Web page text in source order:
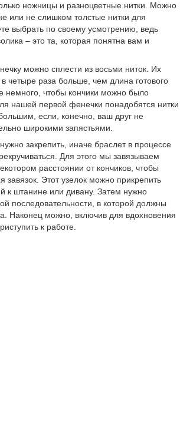
ножницы и разноцветные нитки. Можно
или не слишком толстые нитки для
выбрать по своему усмотрению, ведь
– это та, которая понятна вам и
можно сплести из восьми ниток. Их
четыре раза больше, чем длина готового
немного, чтобы кончики можно было
нашей первой фенечки понадобятся нитки
если, конечно, ваш друг не
широкими запястьями.
закрепить, иначе браслет в процессе
Для этого мы завязываем
расстоянии от кончиков, чтобы
завязок. Этот узелок можно прикрепить
к штанине или дивану. Затем нужно
последовательности, в которой должны
Наконец можно, включив для вдохновения
к работе.